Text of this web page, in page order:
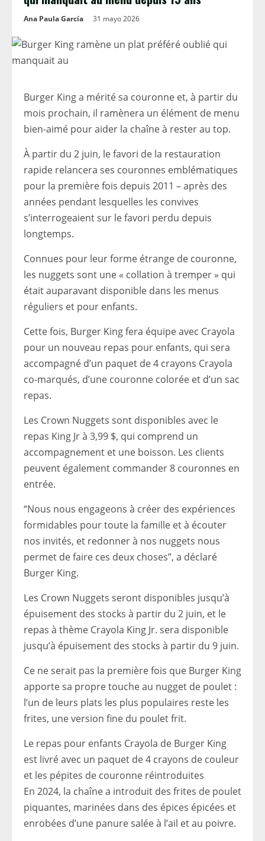
Ana Paula García 31 mayo 2026
Burger King a mérité sa couronne et, à partir du
mois prochain, il ramènera un élément de menu
bien-aimé pour aider la chaîne à rester au top.
À partir du 2 juin, le favori de la restauration
rapide relancera ses couronnes emblématiques
pour la première fois depuis 2011 – après des
années pendant lesquelles les convives
s’interrogeaient sur le favori perdu depuis
longtemps.
Connues pour leur forme étrange de couronne,
les nuggets sont une « collation à tremper » qui
était auparavant disponible dans les menus
réguliers et pour enfants.
Cette fois, Burger King fera équipe avec Crayola
pour un nouveau repas pour enfants, qui sera
accompagné d’un paquet de 4 crayons Crayola
co-marqués, d’une couronne colorée et d’un sac
repas.
Les Crown Nuggets sont disponibles avec le
repas King Jr à 3,99 $, qui comprend un
accompagnement et une boisson. Les clients
peuvent également commander 8 couronnes en
entrée.
“Nous nous engageons à créer des expériences
formidables pour toute la famille et à écouter
nos invités, et redonner à nos nuggets nous
permet de faire ces deux choses”, a déclaré
Burger King.
Les Crown Nuggets seront disponibles jusqu’à
épuisement des stocks à partir du 2 juin, et le
repas à thème Crayola King Jr. sera disponible
jusqu’à épuisement des stocks à partir du 9 juin.
Ce ne serait pas la première fois que Burger King
apporte sa propre touche au nugget de poulet :
l’un de leurs plats les plus populaires reste les
frites, une version fine du poulet frit.
Le repas pour enfants Crayola de Burger King
est livré avec un paquet de 4 crayons de couleur
et les pépites de couronne réintroduites
En 2024, la chaîne a introduit des frites de poulet
piquantes, marinées dans des épices épicées et
enrobées d’une panure salée à l’ail et au poivre.